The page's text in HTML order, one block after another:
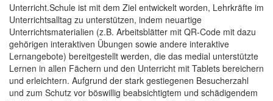
Unterricht.Schule ist mit dem Ziel entwickelt worden, Lehrkräfte im
Unterrichtsalltag zu unterstützen, indem neuartige
Unterrichtsmaterialien (z.B. Arbeitsblätter mit QR-Code mit dazu
gehörigen interaktiven Übungen sowie andere interaktive
Lernangebote) bereitgestellt werden, die das medial unterstützte
Lernen in allen Fächern und den Unterricht mit Tablets bereichern
und erleichtern. Aufgrund der stark gestiegenen Besucherzahl
und zum Schutz vor böswillig beabsichtigtem und schädigendem